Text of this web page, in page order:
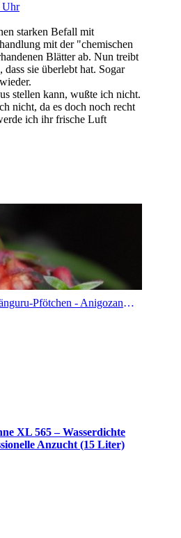
Uhr
starken Befall mit
mit der "chemischen
Blätter ab. Nun treibt
sie überlebt hat. Sogar
stellen kann, wußte ich nicht.
nicht, da es doch noch recht
ich ihr frische Luft
Känguru-Blume - Känguru-Pfötchen - Anigozanthos
XL 565 – Wasserdichte
Anzucht (15 Liter)